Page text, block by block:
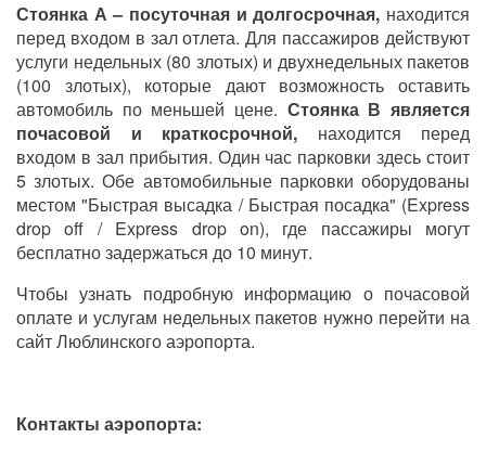
Стоянка А – посуточная и долгосрочная, находится
перед входом в зал отлета. Для пассажиров действуют
услуги недельных (80 злотых) и двухнедельных пакетов
(100 злотых), которые дают возможность оставить
автомобиль по меньшей цене. Стоянка В является
почасовой и краткосрочной, находится перед
входом в зал прибытия. Один час парковки здесь стоит
5 злотых. Обе автомобильные парковки оборудованы
местом "Быстрая высадка / Быстрая посадка" (Express
drop off / Express drop on), где пассажиры могут
бесплатно задержаться до 10 минут.
Чтобы узнать подробную информацию о почасовой
оплате и услугам недельных пакетов нужно перейти на
сайт Люблинского аэропорта.
Контакты аэропорта: